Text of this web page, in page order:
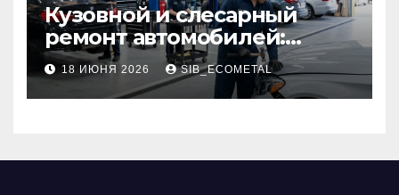
Кузовной и слесарный
ремонт автомобилей:
наличие оригинальных
запчастей производителя
и сроки выполнения работ
18 ИЮНЯ 2026 SIB_ECOMETAL